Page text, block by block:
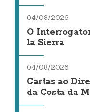
04/08/2026
O
la Sierra
04/08/2026
Cartas ao
da Costa da